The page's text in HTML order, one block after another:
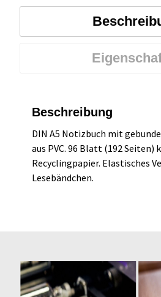
Beschreibung
DIN A5 Notizbuch mit
aus PVC. 96 Blatt (192 Seiten)
Recyclingpapier. Elastisches
Lesebändchen.